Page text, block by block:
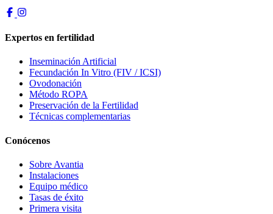
Expertos en fertilidad
Inseminación Artificial
Fecundación In Vitro (FIV / ICSI)
Ovodonación
Método ROPA
Preservación de la Fertilidad
Técnicas complementarias
Conócenos
Sobre Avantia
Instalaciones
Equipo médico
Tasas de éxito
Primera visita